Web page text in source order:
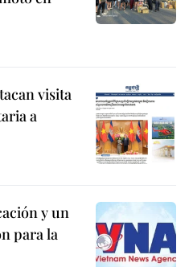
visita
a
y un
para la